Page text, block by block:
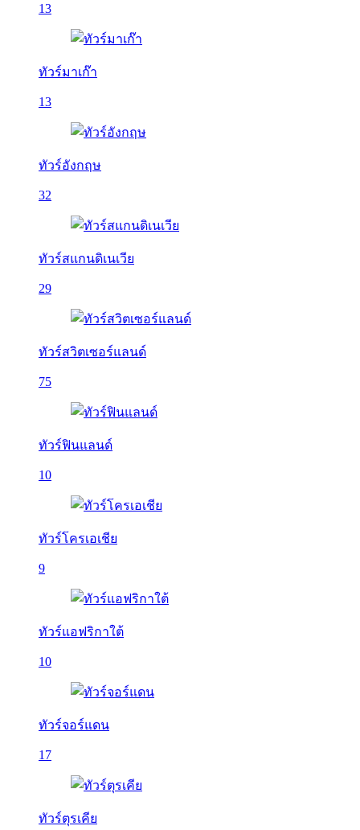
13
ทัวร์มาเก๊า
13
ทัวร์อังกฤษ
32
ทัวร์สแกนดิเนเวีย
29
ทัวร์สวิตเซอร์แลนด์
75
ทัวร์ฟินแลนด์
10
ทัวร์โครเอเชีย
9
ทัวร์แอฟริกาใต้
10
ทัวร์จอร์แดน
17
ทัวร์ตุรเคีย